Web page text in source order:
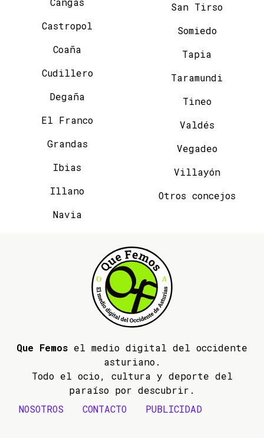
Castropol
Coaña
Cudillero
Degaña
El Franco
Grandas
Ibias
Illano
Navia
San Tirso
Somiedo
Tapia
Taramundi
Tineo
Valdés
Vegadeo
Villayón
Otros concejos
Que Femos el medio digital del occidente
asturiano.
Todo el ocio, cultura y deporte del
paraíso por descubrir.
NOSOTROS
CONTACTO PUBLICIDAD